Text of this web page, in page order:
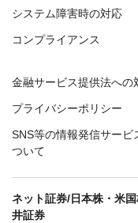
システム障害時の対応
コンプライアンス
金融サービス提供法への
プライバシーポリシー
SNS等の情報発信サービ
ついて
ネット証券/日本株・米
井証券